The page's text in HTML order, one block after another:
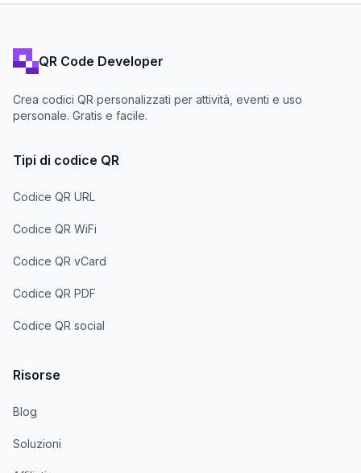
QR Code Developer
Crea codici QR personalizzati per attività, eventi e uso
personale. Gratis e facile.
Tipi di codice QR
Codice QR URL
Codice QR WiFi
Codice QR vCard
Codice QR PDF
Codice QR social
Risorse
Blog
Soluzioni